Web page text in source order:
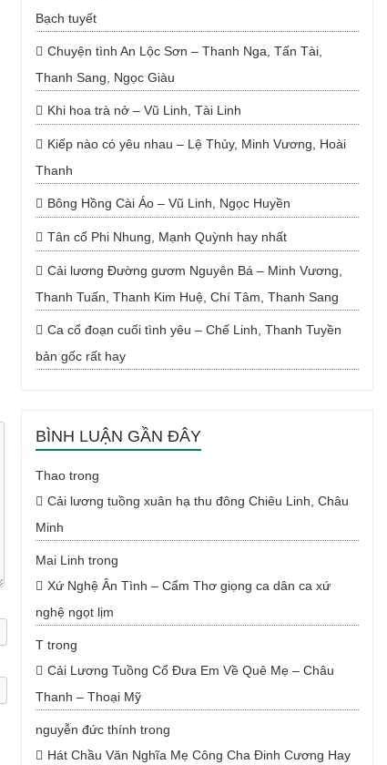
Bạch tuyết
Chuyện tình An Lộc Sơn – Thanh Nga, Tấn Tài,
Thanh Sang, Ngọc Giàu
Khi hoa trà nở – Vũ Linh, Tài Linh
Kiếp nào có yêu nhau – Lệ Thủy, Minh Vương, Hoài
Thanh
Bông Hồng Cài Áo – Vũ Linh, Ngọc Huyền
Tân cổ Phi Nhung, Mạnh Quỳnh hay nhất
Cải lương Đường gươm Nguyên Bá – Minh Vương,
Thanh Tuấn, Thanh Kim Huệ, Chí Tâm, Thanh Sang
Ca cổ đoạn cuối tình yêu – Chế Linh, Thanh Tuyền
bản gốc rất hay
BÌNH LUẬN GẦN ĐÂY
Thaotrong
Cải lương tuồng xuân hạ thu đông Chiêu Linh, Châu
Minh
Mai Linh trong
Xứ Nghệ Ân Tình – Cẩm Thơ giọng ca dân ca xứ
nghệ ngọt lịm
Ttrong
Cải Lương Tuồng Cổ Đưa Em Về Quê Mẹ – Châu
Thanh – Thoại Mỹ
nguyễn đức thính trong
Hát Chầu Văn Nghĩa Mẹ Công Cha Đinh Cương Hay